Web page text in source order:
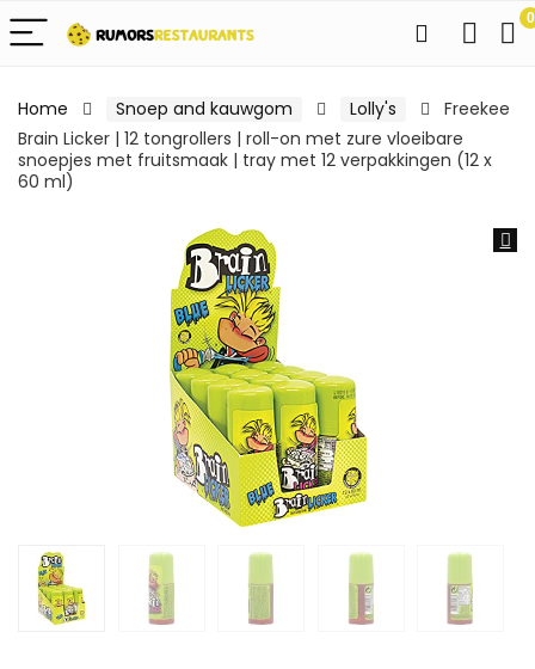
0
Home Snoep and kauwgom Lolly's
Freekee
Brain Licker | 12 tongrollers | roll-on met zure vloeibare
snoepjes met fruitsmaak | tray met 12 verpakkingen (12 x
60 ml)